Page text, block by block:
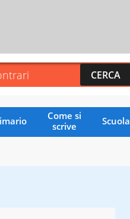
Come si
scrive
Scuola